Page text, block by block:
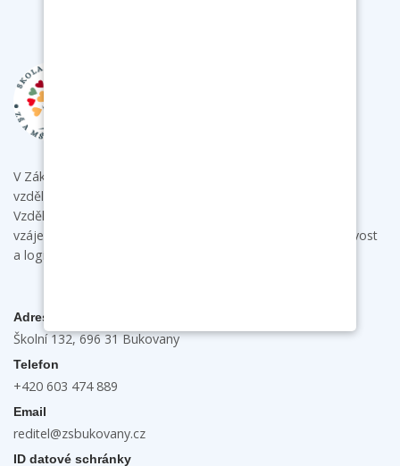
V Základní škole a mateřské škole Bukovany poskytujeme
vzdělání s individuálním přístupem ke každému dítěti.
Vzdělávacími aktivitami podporujeme u dětí samostatnost,
vzájemnou spolupráci a komunikaci a rozvíjíme jejich tvořivost
a logické myšlení.
Adresa
Školní 132, 696 31 Bukovany
Telefon
+420 603 474 889
Email
reditel@zsbukovany.cz
ID datové schránky